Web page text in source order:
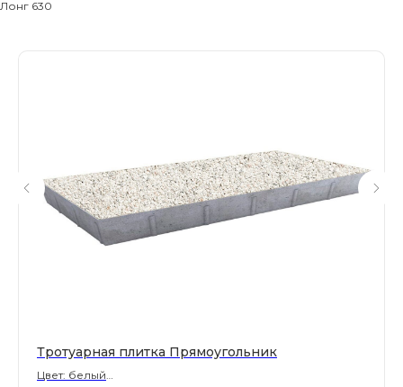
Лонг 630
Тротуарная плитка Прямоугольник
Цвет: белый
ИП Ильинский В.В. ИНН 501602422407